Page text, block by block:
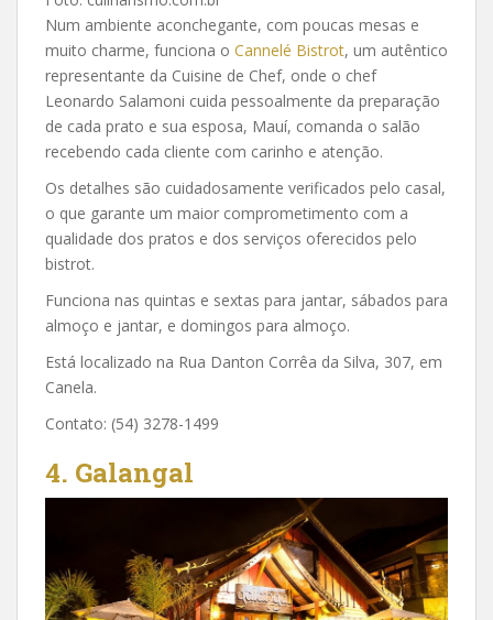
Num ambiente aconchegante, com poucas mesas e
muito charme, funciona o Cannelé Bistrot, um autêntico
representante da Cuisine de Chef, onde o chef
Leonardo Salamoni cuida pessoalmente da preparação
de cada prato e sua esposa, Mauí, comanda o salão
recebendo cada cliente com carinho e atenção.
Os detalhes são cuidadosamente verificados pelo casal,
o que garante um maior comprometimento com a
qualidade dos pratos e dos serviços oferecidos pelo
bistrot.
Funciona nas quintas e sextas para jantar, sábados para
almoço e jantar, e domingos para almoço.
Está localizado na Rua Danton Corrêa da Silva, 307, em
Canela.
Contato: (54) 3278-1499
4. Galangal